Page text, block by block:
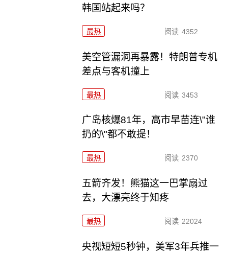
韩国站起来吗？
最热 阅读 4352
美空管漏洞再暴露！特朗普专机
差点与客机撞上
最热 阅读 3453
广岛核爆81年，高市早苗连\"谁
扔的\"都不敢提！
最热 阅读 2370
五箭齐发！熊猫这一巴掌扇过
去，大漂亮终于知疼
最热 阅读 22024
央视短短5秒钟，美军3年兵推一